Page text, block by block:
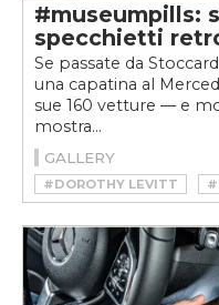
#museumpills:
specchietti
Se passate da
una capatina al
sue 160 vetture — e
mostra...
GALLERY
#DOROTHY LEVITT
#MUSEUMPILLS
#SENSORI DI
#SPECCHIETTO
#SPECCHIETTO